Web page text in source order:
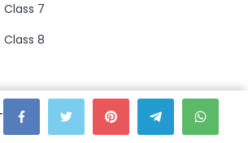
Class 7
Class 8